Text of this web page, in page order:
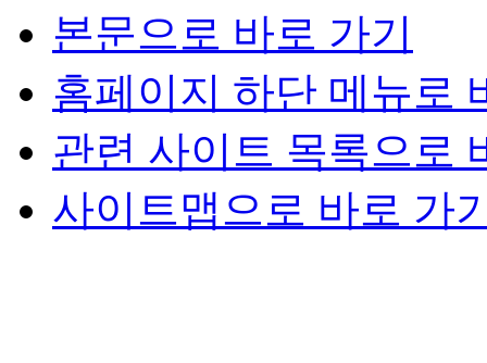
본문으로 바로 가기
홈페이지 하단 메뉴로
관련 사이트 목록으로
사이트맵으로 바로 가